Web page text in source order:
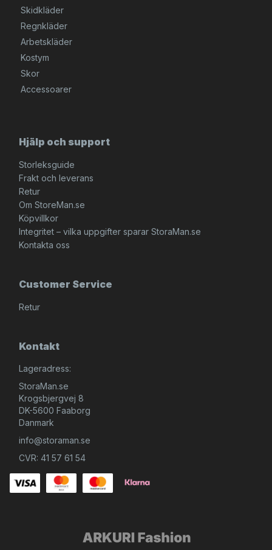
Skidkläder
Regnkläder
Arbetskläder
Kostym
Skor
Accessoarer
Hjälp och support
Storleksguide
Frakt och leverans
Retur
Om StoreMan.se
Köpvillkor
Integritet – vilka uppgifter sparar StoraMan.se
Kontakta oss
Customer Service
Retur
Kontakt
Lageradress:
StoraMan.se
Krogsbjergvej 8
DK-5600 Faaborg
Danmark
info@storaman.se
CVR: 41 57 61 54